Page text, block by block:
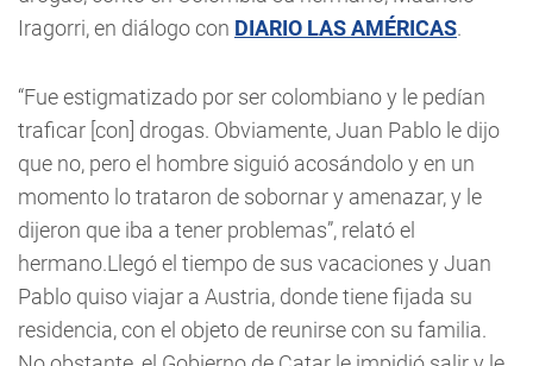
Iragorri, en diálogo con DIARIO LAS AMÉRICAS.
“Fue estigmatizado por ser colombiano y le pedían
traficar [con] drogas. Obviamente, Juan Pablo le dijo
que no, pero el hombre siguió acosándolo y en un
momento lo trataron de sobornar y amenazar, y le
dijeron que iba a tener problemas”, relató el
hermano.Llegó el tiempo de sus vacaciones y Juan
Pablo quiso viajar a Austria, donde tiene fijada su
residencia, con el objeto de reunirse con su familia.